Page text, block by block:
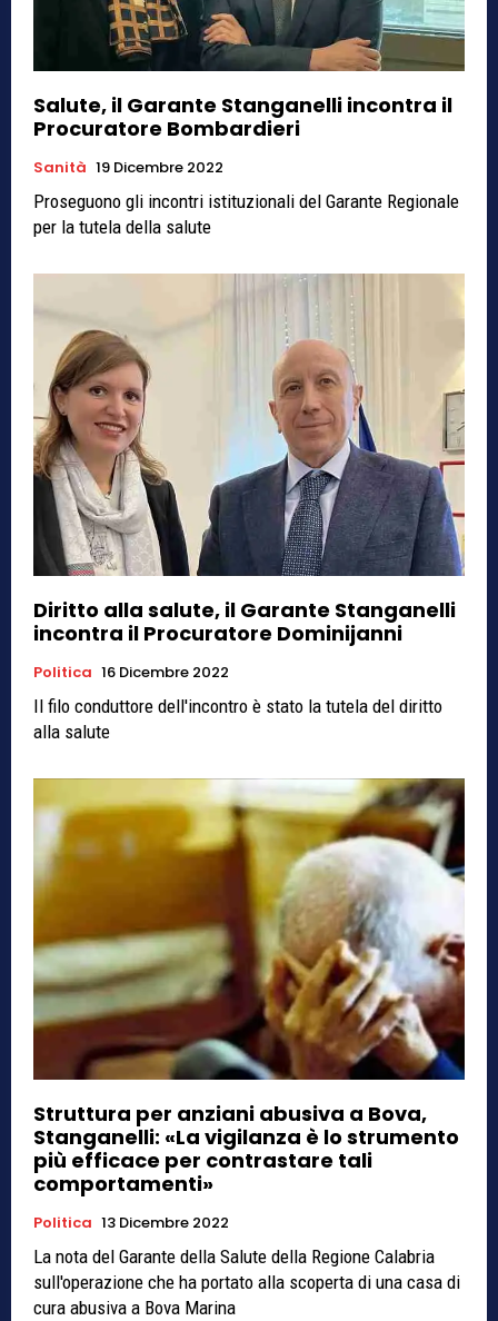
Salute, il Garante Stanganelli incontra il
Procuratore Bombardieri
Sanità 19 Dicembre 2022
Proseguono gli incontri istituzionali del Garante Regionale
per la tutela della salute
Diritto alla salute, il Garante Stanganelli
incontra il Procuratore Dominijanni
Politica 16 Dicembre 2022
Il filo conduttore dell'incontro è stato la tutela del diritto
alla salute
Struttura per anziani abusiva a Bova,
Stanganelli: «La vigilanza è lo strumento
più efficace per contrastare tali
comportamenti»
Politica 13 Dicembre 2022
La nota del Garante della Salute della Regione Calabria
sull'operazione che ha portato alla scoperta di una casa di
cura abusiva a Bova Marina